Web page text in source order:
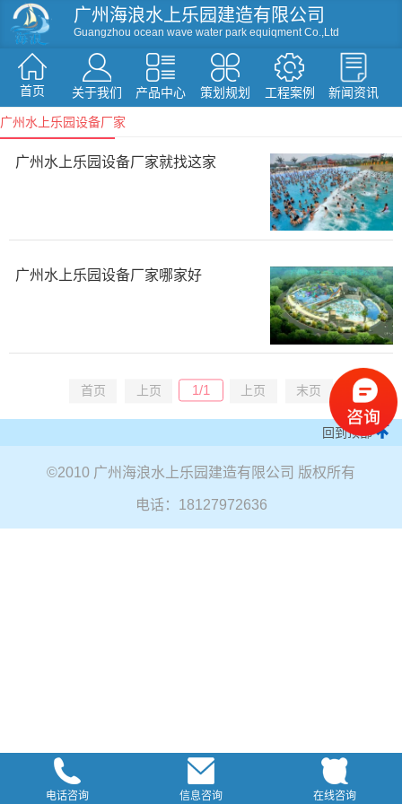
广州海浪水上乐园建造有限公司
Guangzhou ocean wave water park equiqment Co.,Ltd
首页 关于我们 产品中心 策划规划 工程案例 新闻资讯
资讯
水屋水寨
游泳池设备
广州水上乐园设备厂家
广州水上乐园设备厂家就找这家
广州水上乐园设备厂家哪家好
首页 上页 1/1 上页 末页
回到顶部
©2010 广州海浪水上乐园建造有限公司 版权所有
电话：18127972636
电话咨询 信息咨询 在线咨询